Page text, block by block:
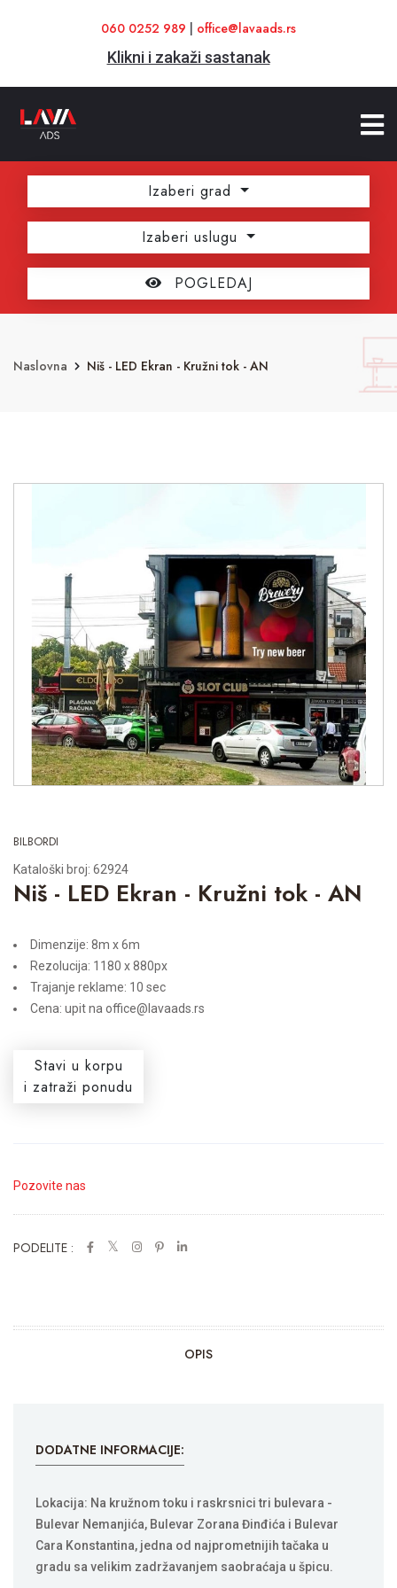
060 0252 989 office@lavaads.rs
Klikni i zakaži sastanak
Izaberi grad
Izaberi uslugu
POGLEDAJ
Naslovna Niš - LED Ekran - Kružni tok - AN
BILBORDI
Kataloški broj: 62924
Niš - LED Ekran - Kružni tok - AN
Dimenzije: 8m x 6m
Rezolucija: 1180 x 880px
Trajanje reklame: 10 sec
Cena: upit na office@lavaads.rs
Stavi u korpu
i zatraži ponudu
Pozovite nas
PODELITE :
OPIS
DODATNE INFORMACIJE:
Lokacija: Na kružnom toku i raskrsnici tri bulevara -
Bulevar Nemanjića, Bulevar Zorana Đinđića i Bulevar
Cara Konstantina, jedna od najprometnijih tačaka u
gradu sa velikim zadržavanjem saobraćaja u špicu.